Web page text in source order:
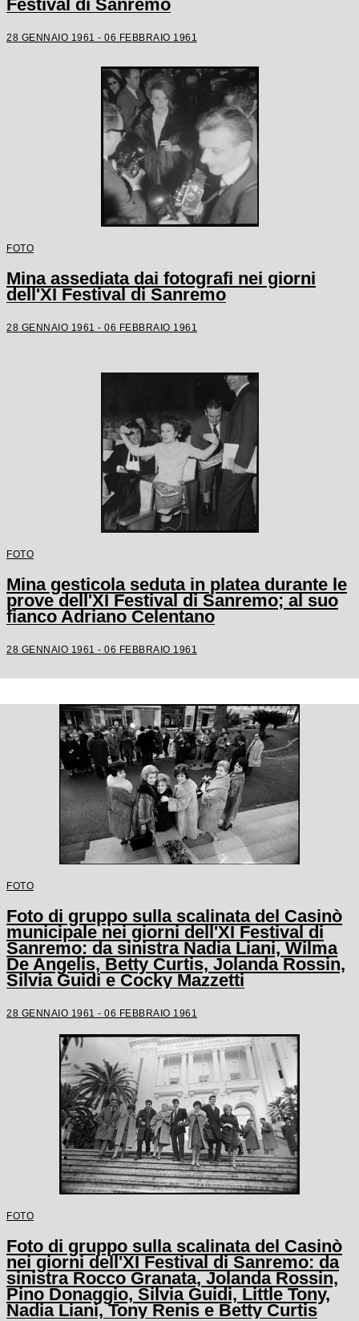
Festival di Sanremo
28 GENNAIO 1961 - 06 FEBBRAIO 1961
FOTO
Mina assediata dai fotografi nei giorni
dell'XI Festival di Sanremo
28 GENNAIO 1961 - 06 FEBBRAIO 1961
FOTO
Mina gesticola seduta in platea durante le
prove dell'XI Festival di Sanremo; al suo
fianco Adriano Celentano
28 GENNAIO 1961 - 06 FEBBRAIO 1961
FOTO
Foto di gruppo sulla scalinata del Casinò
municipale nei giorni dell'XI Festival di
Sanremo: da sinistra Nadia Liani, Wilma
De Angelis, Betty Curtis, Jolanda Rossin,
Silvia Guidi e Cocky Mazzetti
28 GENNAIO 1961 - 06 FEBBRAIO 1961
FOTO
Foto di gruppo sulla scalinata del Casinò
nei giorni dell'XI Festival di Sanremo: da
sinistra Rocco Granata, Jolanda Rossin,
Pino Donaggio, Silvia Guidi, Little Tony,
Nadia Liani, Tony Renis e Betty Curtis